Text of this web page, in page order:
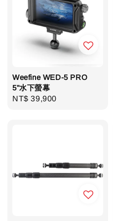
Weefine WED-5 PRO
5"水下螢幕
Regular
NT$ 39,900